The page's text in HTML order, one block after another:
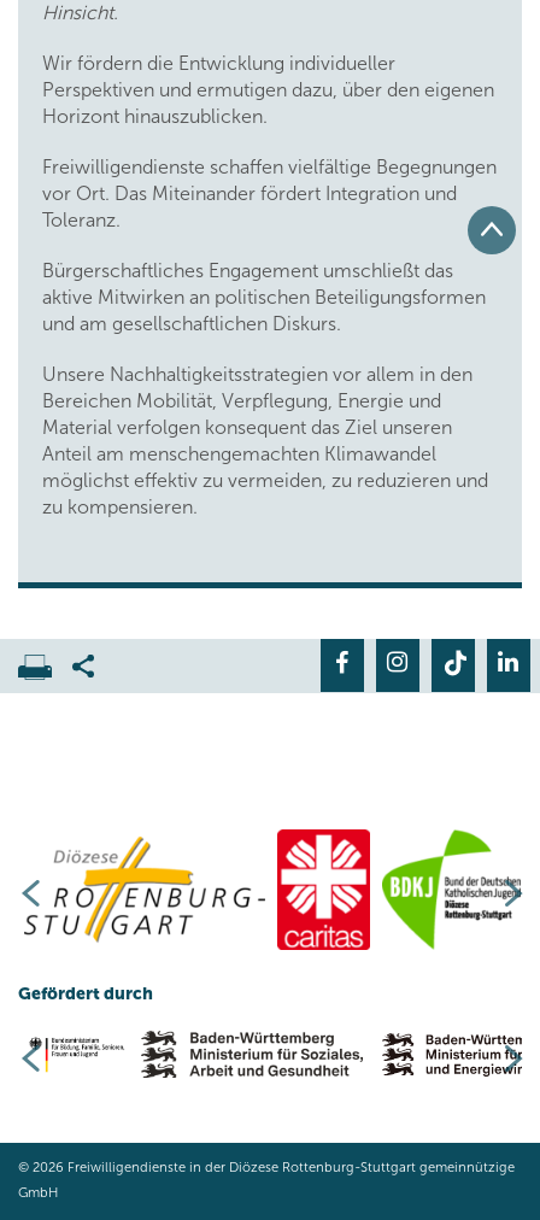
Hinsicht.
Wir fördern die Entwicklung individueller
Perspektiven und ermutigen dazu, über den eigenen
Horizont hinauszublicken.
Freiwilligendienste schaffen vielfältige Begegnungen
vor Ort. Das Miteinander fördert Integration und
Toleranz.
Bürgerschaftliches Engagement umschließt das
aktive Mitwirken an politischen Beteiligungsformen
und am gesellschaftlichen Diskurs.
Unsere Nachhaltigkeitsstrategien vor allem in den
Bereichen Mobilität, Verpflegung, Energie und
Material verfolgen konsequent das Ziel unseren
Anteil am menschengemachten Klimawandel
möglichst effektiv zu vermeiden, zu reduzieren und
zu kompensieren.
Gefördert durch
© 2026 Freiwilligendienste in der Diözese Rottenburg-Stuttgart gemeinnützige
GmbH